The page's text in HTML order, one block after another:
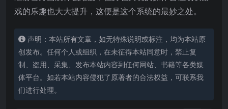
戏的乐趣也大大提升，这便是这个系统的最妙之处。
声明：本站所有文章，如无特殊说明或标注，均为本站原
创发布。任何个人或组织，在未征得本站同意时，禁止复
制、盗用、采集、发布本站内容到任何网站、书籍等各类媒
体平台。如若本站内容侵犯了原著者的合法权益，可联系我
们进行处理。